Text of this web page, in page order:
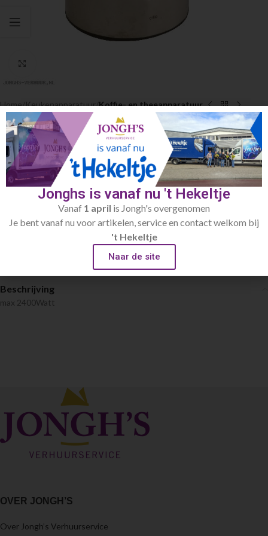
Home Keukenapparatuur Koffie- en theeapparatuur
Waterkoker 1.7L 230 Volt
€6.00
max 2400Watt
Toevoegen aan verlanglijst
Koffie- en theeapparatuur
Beschrijving
max 2400Watt
OVER JONGH’S
Over Jongh’s Verhuurservice
Jonghs is vanaf nu 't Hekeltje
Vanaf 1 april is Jongh's overgenomen
Je bent vanaf nu voor artikelen, service en contact welkom bij
't Hekeltje
Naar de site